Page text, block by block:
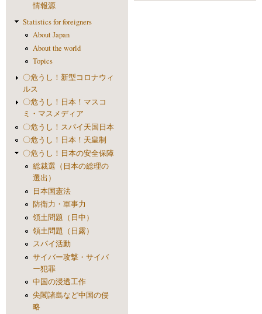
情報源
Statistics for foreigners
About Japan
About the world
Topics
〇危うし！新型コロナウィ
ルス
〇危うし！日本！マスコ
ミ・マスメディア
〇危うし！スパイ天国日本
〇危うし！日本！天皇制
〇危うし！日本の安全保障
総裁選（日本の総理の
選出）
日本国憲法
防衛力・軍事力
領土問題（日中）
領土問題（日露）
スパイ活動
サイバー攻撃・サイバ
ー犯罪
中国の浸透工作
尖閣諸島など中国の侵
略